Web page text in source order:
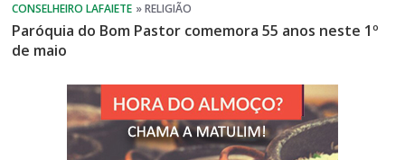
Paróquia do Bom Pastor comemora 55 anos neste 1º
de maio